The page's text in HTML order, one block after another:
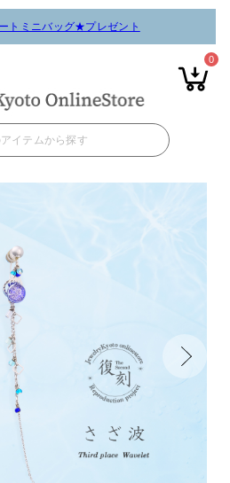
トミニバッグ★プレゼント
0